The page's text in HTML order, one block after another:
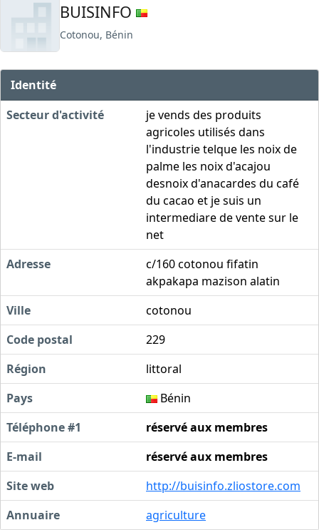
BUISINFO
Cotonou, Bénin
Identité
Secteur d'activité
je vends des produits
agricoles utilisés dans
l'industrie telque les noix de
palme les noix d'acajou
desnoix d'anacardes du café
du cacao et je suis un
intermediare de vente sur le
net
Adresse
c/160 cotonou fifatin
akpakapa mazison alatin
Ville
cotonou
Code postal
229
Région
littoral
Pays
Bénin
Téléphone #1
réservé aux membres
E-mail
réservé aux membres
Site web
http://buisinfo.zliostore.com
Annuaire
agriculture